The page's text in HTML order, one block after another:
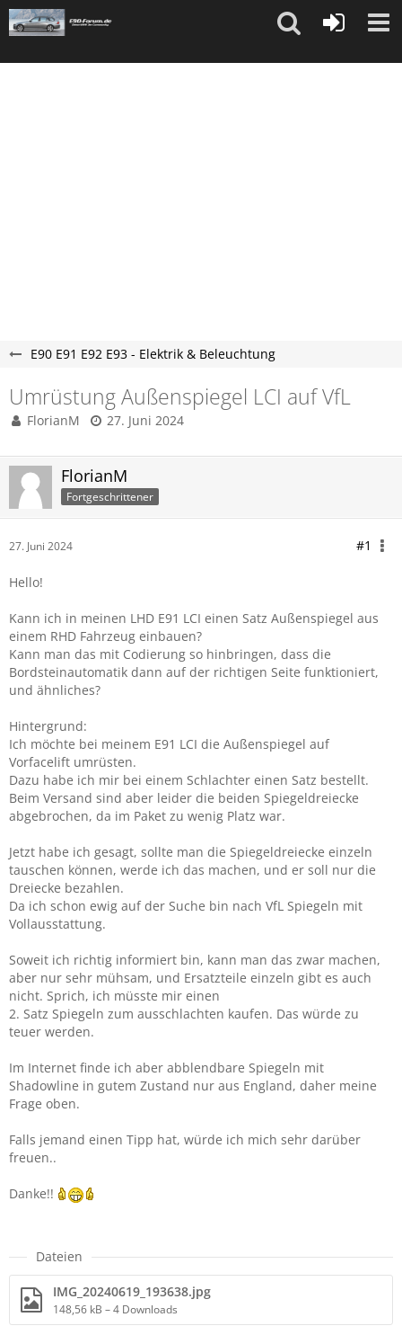
"
E90 E91 E92 E93 - Elektrik & Beleuchtung
Umrüstung Außenspiegel LCI auf VfL
FlorianM 27. Juni 2024
FlorianM
Fortgeschrittener
27. Juni 2024 #1
Hello!
Kann ich in meinen LHD E91 LCI einen Satz Außenspiegel aus
einem RHD Fahrzeug einbauen?
Kann man das mit Codierung so hinbringen, dass die
Bordsteinautomatik dann auf der richtigen Seite funktioniert,
und ähnliches?
Hintergrund:
Ich möchte bei meinem E91 LCI die Außenspiegel auf
Vorfacelift umrüsten.
Dazu habe ich mir bei einem Schlachter einen Satz bestellt.
Beim Versand sind aber leider die beiden Spiegeldreiecke
abgebrochen, da im Paket zu wenig Platz war.
Jetzt habe ich gesagt, sollte man die Spiegeldreiecke einzeln
tauschen können, werde ich das machen, und er soll nur die
Dreiecke bezahlen.
Da ich schon ewig auf der Suche bin nach VfL Spiegeln mit
Vollausstattung.
Soweit ich richtig informiert bin, kann man das zwar machen,
aber nur sehr mühsam, und Ersatzteile einzeln gibt es auch
nicht. Sprich, ich müsste mir einen
2. Satz Spiegeln zum ausschlachten kaufen. Das würde zu
teuer werden.
Im Internet finde ich aber abblendbare Spiegeln mit
Shadowline in gutem Zustand nur aus England, daher meine
Frage oben.
Falls jemand einen Tipp hat, würde ich mich sehr darüber
freuen..
Danke!!
Dateien
IMG_20240619_193638.jpg
148,56 kB – 4 Downloads